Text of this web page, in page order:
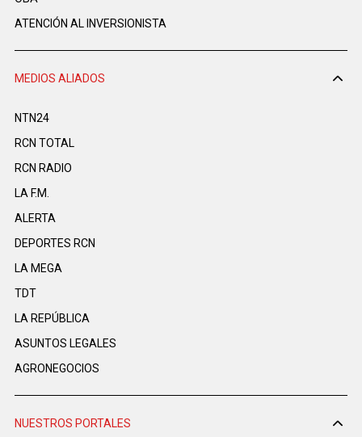
ATENCIÓN AL INVERSIONISTA
MEDIOS ALIADOS
NTN24
RCN TOTAL
RCN RADIO
LA F.M.
ALERTA
DEPORTES RCN
LA MEGA
TDT
LA REPÚBLICA
ASUNTOS LEGALES
AGRONEGOCIOS
NUESTROS PORTALES